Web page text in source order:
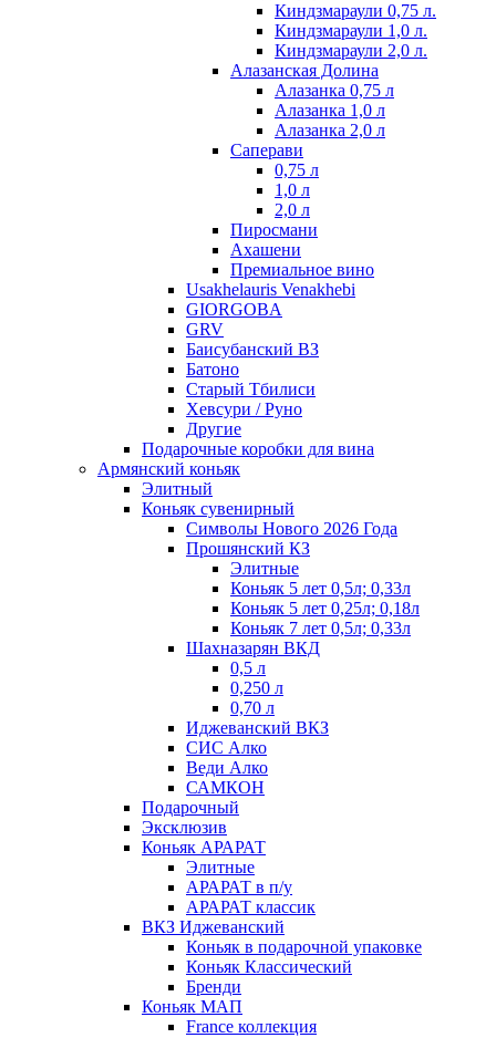
Киндзмараули 0,75 л.
Киндзмараули 1,0 л.
Киндзмараули 2,0 л.
Алазанская Долина
Алазанка 0,75 л
Алазанка 1,0 л
Алазанка 2,0 л
Саперави
0,75 л
1,0 л
2,0 л
Пиросмани
Ахашени
Премиальное вино
Usakhelauris Venakhebi
GIORGOBA
GRV
Баисубанский ВЗ
Батоно
Старый Тбилиси
Хевсури / Руно
Другие
Подарочные коробки для вина
Армянский коньяк
Элитный
Коньяк сувенирный
Символы Нового 2026 Года
Прошянский КЗ
Элитные
Коньяк 5 лет 0,5л; 0,33л
Коньяк 5 лет 0,25л; 0,18л
Коньяк 7 лет 0,5л; 0,33л
Шахназарян ВКД
0,5 л
0,250 л
0,70 л
Иджеванский ВКЗ
СИС Алко
Веди Алко
САМКОН
Подарочный
Эксклюзив
Коньяк АРАРАТ
Элитные
АРАРАТ в п/у
АРАРАТ классик
ВКЗ Иджеванский
Коньяк в подарочной упаковке
Коньяк Классический
Бренди
Коньяк МАП
France коллекция